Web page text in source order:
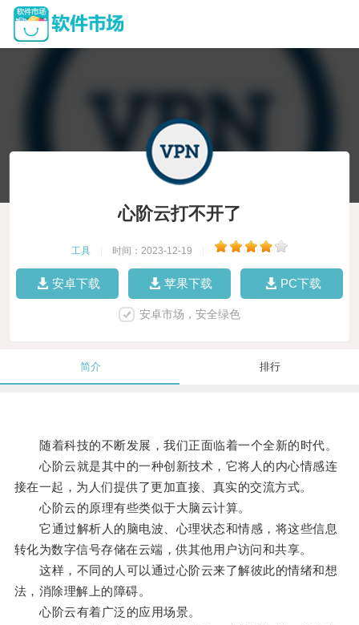
心阶云打不开了
工具 时间：2023-12-19
安卓下载 苹果下载 PC下载
安卓市场，安全绿色
简介 排行
随着科技的不断发展，我们正面临着一个全新的时代。
心阶云就是其中的一种创新技术，它将人的内心情感连
接在一起，为人们提供了更加直接、真实的交流方式。
心阶云的原理有些类似于大脑云计算。
它通过解析人的脑电波、心理状态和情感，将这些信息
转化为数字信号存储在云端，供其他用户访问和共享。
这样，不同的人可以通过心阶云来了解彼此的情绪和想
法，消除理解上的障碍。
心阶云有着广泛的应用场景。